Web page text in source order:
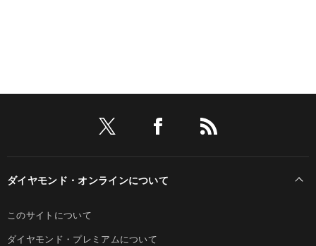
ダイヤモンド・オンラインについて
このサイトについて
ダイヤモンド・プレミアムについて